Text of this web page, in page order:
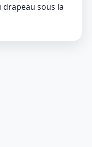
sous la